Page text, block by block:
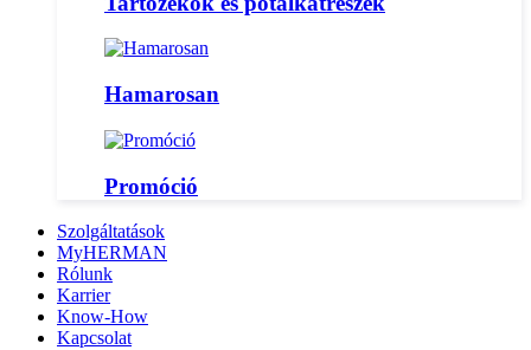
Hamarosan
Promóció
Szolgáltatások
MyHERMAN
Rólunk
Karrier
Know-How
Kapcsolat